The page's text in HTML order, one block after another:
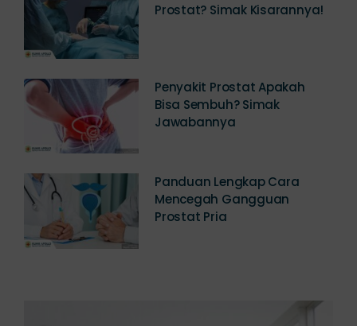
Berapa Biaya Operasi
Penyakit Prostat Apakah
Bisa Sembuh? Simak
Panduan Lengkap Cara
Mencegah Gangguan